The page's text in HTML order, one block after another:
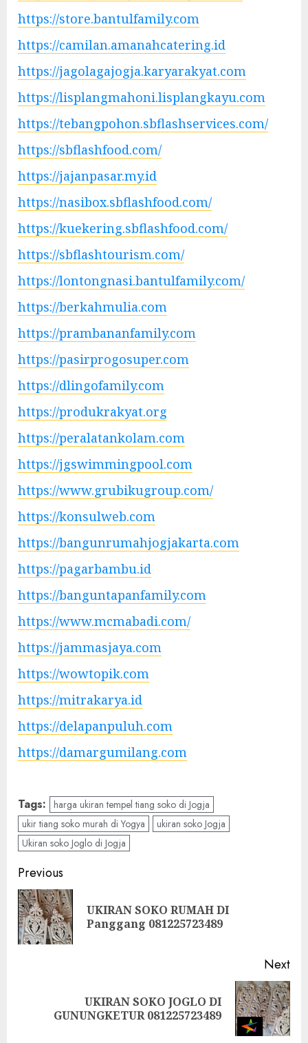
https://store.bantulfamily.com
https://camilan.amanahcatering.id
https://jagolagajogja.karyarakyat.com
https://lisplangmahoni.lisplangkayu.com
https://tebangpohon.sbflashservices.com/
https://sbflashfood.com/
https://jajanpasar.my.id
https://nasibox.sbflashfood.com/
https://kuekering.sbflashfood.com/
https://sbflashtourism.com/
https://lontongnasi.bantulfamily.com/
https://berkahmulia.com
https://prambananfamily.com
https://pasirprogosuper.com
https://dlingofamily.com
https://produkrakyat.org
https://peralatankolam.com
https://jgswimmingpool.com
https://www.grubikugroup.com/
https://konsulweb.com
https://bangunrumahjogjakarta.com
https://pagarbambu.id
https://banguntapanfamily.com
https://www.mcmabadi.com/
https://jammasjaya.com
https://wowtopik.com
https://mitrakarya.id
https://delapanpuluh.com
https://damargumilang.com
Tags: harga ukiran tempel tiang soko di Jogja
ukir tiang soko murah di Yogya
ukiran soko Jogja
Ukiran soko Joglo di Jogja
Previous
UKIRAN SOKO RUMAH DI
Panggang 081225723489
Next
UKIRAN SOKO JOGLO DI
GUNUNGKETUR 081225723489